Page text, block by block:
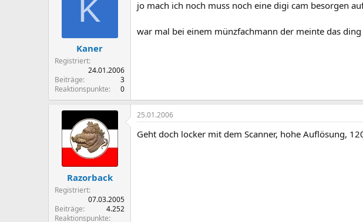
K
Kaner
Registriert
24.01.2006
Beiträge
3
Reaktionspunkte
0
jo mach ich noch muss noch eine digi cam besorgen
war mal bei einem münzfachmann der meinte das
Razorback
Registriert
07.03.2005
Beiträge
4.252
Reaktionspunkte
25.01.2006
Geht doch locker mit dem Scanner, hohe Auflösung,